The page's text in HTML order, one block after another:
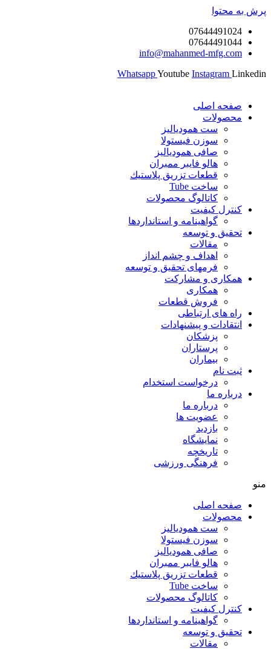
پرش به محتوا
07644491024
07644491044
info@mahanmed-mfg.com
WhatsappYoutube Instagram Linkedin
صفحه اصلی
محصولات
ست همودیالیز
سوزن فیستولا
صافی همودیالیز
هالو فایبر ممبران
قطعات تزريق پلاستيك
ساخت Tube
کاتالوگ محصولات
کنترل کیفیت
گواهينامه و استانداردها
تحقيق و توسعه
مقالات
اهداف و چشم انداز
فرمهای تحقیق و توسعه
همکاری و مشارکت
همکاری
فروش قطعات
راه های ارتباطی
انتقادات و پيشنهادات
پزشكان
پرستاران
بيماران
ثبت نام
درخواست استخدام
درباره ما
درباره ما
عضویت ها
بازدید
نمایشگاه
تاريخچه
فرهنگی ورزشی
منو
صفحه اصلی
محصولات
ست همودیالیز
سوزن فیستولا
صافی همودیالیز
هالو فایبر ممبران
قطعات تزريق پلاستيك
ساخت Tube
کاتالوگ محصولات
کنترل کیفیت
گواهينامه و استانداردها
تحقيق و توسعه
مقالات